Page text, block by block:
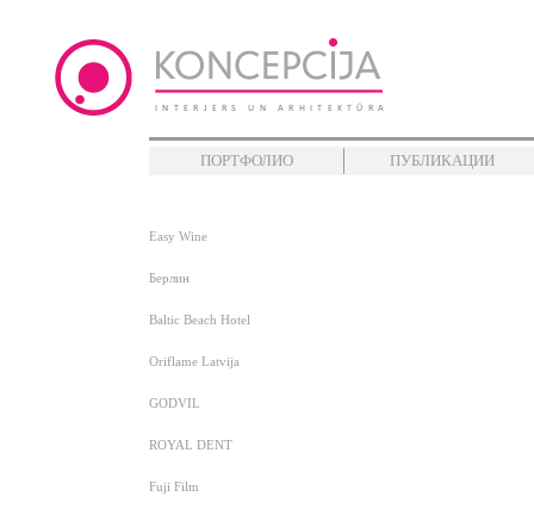
ПОРТФОЛИО ПУБЛИКАЦИИ
Easy Wine
Берлин
Baltic Beach Hotel
Oriflame Latvija
GODVIL
ROYAL DENT
Fuji Film